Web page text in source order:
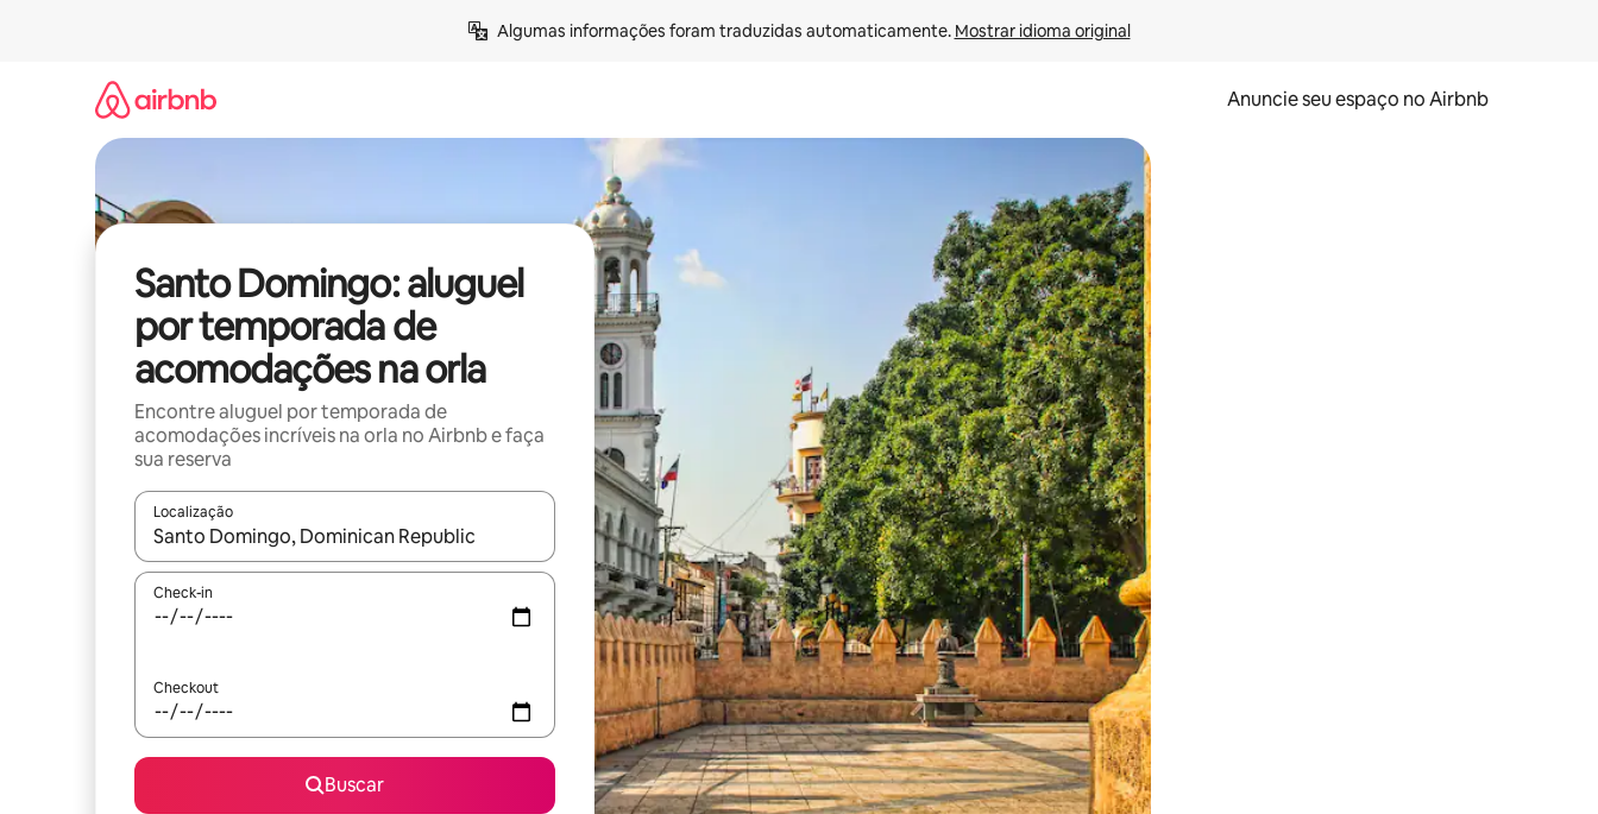
Algumas informações foram traduzidas automaticamente. Mostrar idioma original
Anuncie seu espaço no Airbnb
Santo Domingo: aluguel
por temporada de
acomodações na orla
Encontre aluguel por temporada de
acomodações incríveis na orla no Airbnb e faça
sua reserva
Localização
Quando os resultados estiverem disponíveis, explore-os usando as seta para cima e para baixo do teclado ou tocando e deslizando o dedo na tela.
Check-in
Checkout
Buscar